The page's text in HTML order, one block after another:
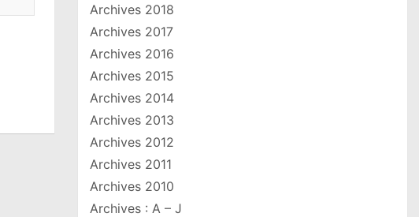
Archives 2018
Archives 2017
Archives 2016
Archives 2015
Archives 2014
Archives 2013
Archives 2012
Archives 2011
Archives 2010
Archives : A – J